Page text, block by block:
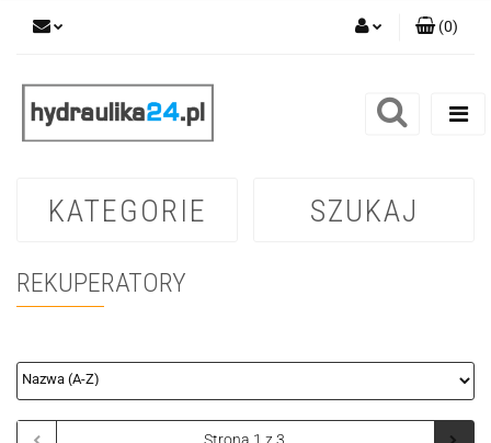
Zarejestruj się
(0)
KATEGORIE SZUKAJ
REKUPERATORY